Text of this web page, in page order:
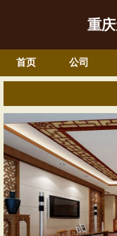
重
首页 公司